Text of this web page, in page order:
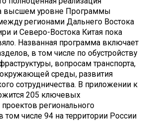
высшем уровне Программы
регионами Дальнего Востока
и Северо-Востока Китая пока
Названная программа включает
в том числе по обустройству
вопросам транспорта,
среды, развития
сотрудничества. В приложении к
205 ключевых
регионального
том числе 94 на территории России